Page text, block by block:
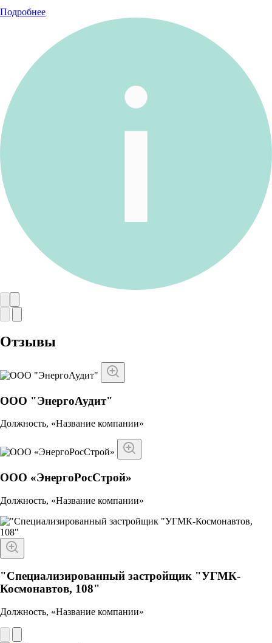
Подробнее
Отзывы
ООО "ЭнергоАудит"
Должность, «Название компании»
ООО «ЭнергоРосСтрой»
Должность, «Название компании»
"Специализированный застройщик "УГМК-
Космонавтов, 108"
Должность, «Название компании»